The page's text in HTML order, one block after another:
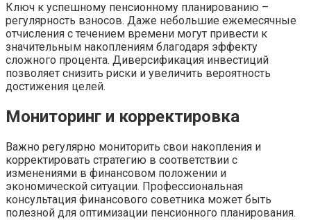
Ключ к успешному пенсионному планированию –
регулярность взносов. Даже небольшие ежемесячные
отчисления с течением времени могут привести к
значительным накоплениям благодаря эффекту
сложного процента. Диверсификация инвестиций
позволяет снизить риски и увеличить вероятность
достижения целей.
Мониторинг и корректировка
Важно регулярно мониторить свои накопления и
корректировать стратегию в соответствии с
изменениями в финансовом положении и
экономической ситуации. Профессиональная
консультация финансового советника может быть
полезной для оптимизации пенсионного планирования.